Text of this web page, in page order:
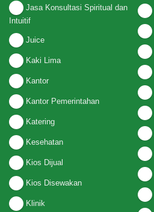
Jasa Konsultasi Spiritual dan
Intuitif
Juice
Kaki Lima
Kantor
Kantor Pemerintahan
Katering
Kesehatan
Kios Dijual
Kios Disewakan
Klinik